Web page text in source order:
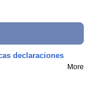
declaraciones
More